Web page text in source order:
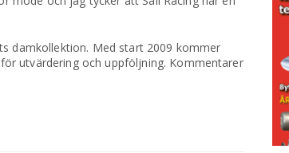
damkollek­tion. Med start 2009 kommer
utvärdering och uppföljning. Kommentarer